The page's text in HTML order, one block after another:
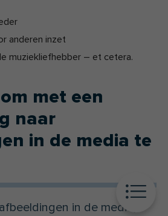
anderen inzet
muziekliefhebber – et cetera.
met een
naar
in de media te
in de media,